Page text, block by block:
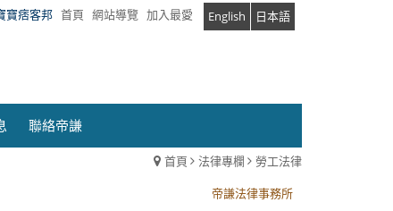
寶痞客邦 首頁 網站導覽 加入最愛 English 日本語
聯絡帝謙
首頁 法律專欄
勞工法律
帝謙法律事務所